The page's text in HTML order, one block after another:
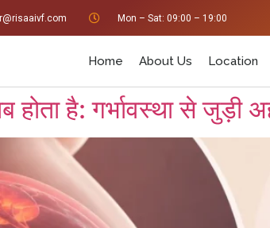
Mon – Sat: 09:00 – 19:00
Home About Us Location
है: गर्भावस्था से जुड़ी